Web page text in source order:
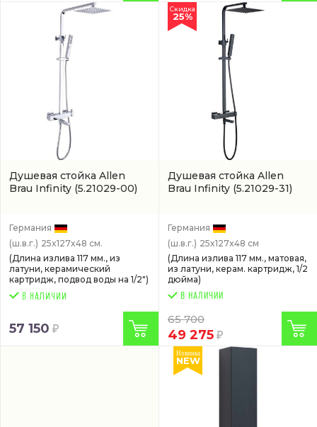
Душевая стойка Allen
Brau Infinity (5.21029-00)
Германия
(ш.в.г.) 25x127x48 см.
(Длина излива 117 мм., из
латуни, керамический
картридж, подвод воды на 1/2")
57 150
Душевая стойка Allen
Brau Infinity (5.21029-31)
Скидка
25%
Германия
(ш.в.г.) 25x127x48 см
(Длина излива 117 мм., матовая,
из латуни, керам. картридж, 1/2
дюйма)
В НАЛИЧИИ
65 700
49 275
Новинка
NEW